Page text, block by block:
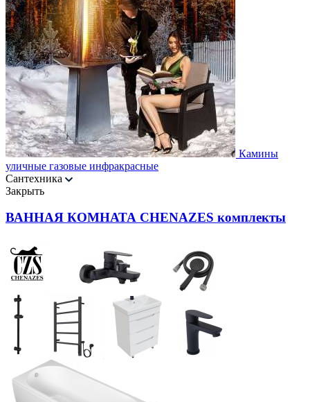
Камины
уличные газовые инфракрасные
Сантехника
Закрыть
ВАННАЯ КОМНАТА CHENAZES комплекты